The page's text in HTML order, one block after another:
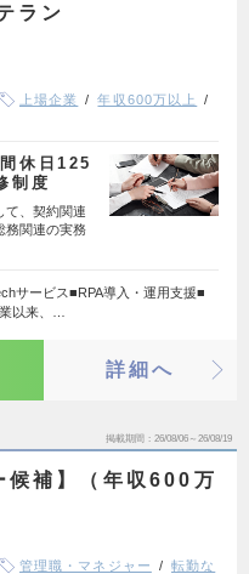
ラン
上場企業
年収600万以上
休日125
制度
、契約関連
関連の実務
サービス■RPA導入・運用支援■
以来、…
詳細へ
掲載期間 26/08/06～26/08/19
候補】（年収600万
管理職・マネジャー
転勤な